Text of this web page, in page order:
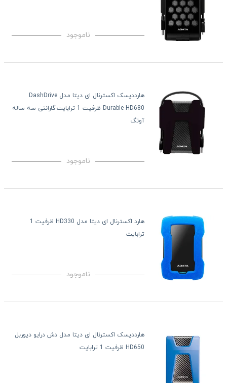
ناموجود
هارددیسک اکسترنال ای دیتا مدل DashDrive
Durable HD680 ظرفیت 1 ترابایت-گارانتی سه ساله
آونگ
ناموجود
هارد اکسترنال ای دیتا مدل HD330 ظرفیت 1
ترابایت
ناموجود
هارددیسک اکسترنال ای دیتا مدل دش درایو دیوربل
HD650 ظرفیت 1 ترابایت